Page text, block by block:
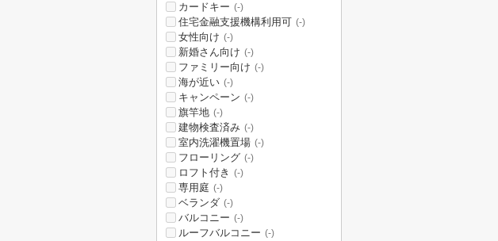
カードキー (-)
住宅金融支援機構利用可 (-)
女性向け (-)
新婚さん向け (-)
ファミリー向け (-)
海が近い (-)
キャンペーン (-)
旗竿地 (-)
建物検査済み (-)
室内洗濯機置場 (-)
フローリング (-)
ロフト付き (-)
専用庭 (-)
ベランダ (-)
バルコニー (-)
ルーフバルコニー (-)